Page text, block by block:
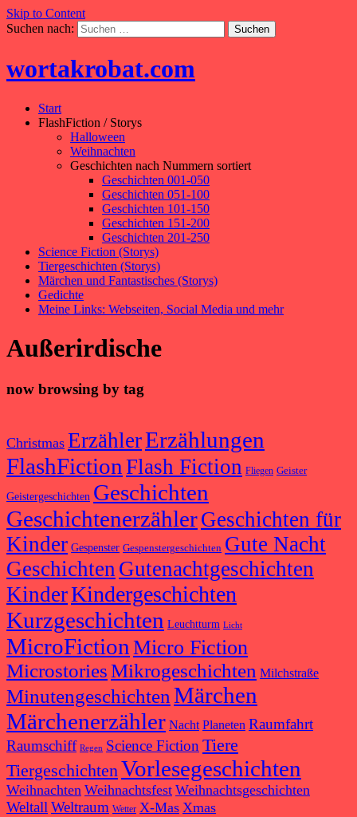
Skip to Content
Suchen nach:
wortakrobat.com
Start
FlashFiction / Storys
Halloween
Weihnachten
Geschichten nach Nummern sortiert
Geschichten 001-050
Geschichten 051-100
Geschichten 101-150
Geschichten 151-200
Geschichten 201-250
Science Fiction (Storys)
Tiergeschichten (Storys)
Märchen und Fantastisches (Storys)
Gedichte
Meine Links: Webseiten, Social Media und mehr
Außerirdische
now browsing by tag
Christmas ErzählerErzählungen
FlashFictionFlash Fiction Fliegen Geister
Geistergeschichten Geschichten
GeschichtenerzählerGeschichten für
Kinder Gespenster Gespenstergeschichten Gute Nacht
Geschichten Gutenachtgeschichten
KinderKindergeschichten
Kurzgeschichten Leuchtturm Licht
MicroFictionMicro Fiction
MicrostoriesMikrogeschichten Milchstraße
MinutengeschichtenMärchen
Märchenerzähler Nacht Planeten Raumfahrt
Raumschiff Regen Science FictionTiere
TiergeschichtenVorlesegeschichten
Weihnachten Weihnachtsfest Weihnachtsgeschichten
WeltallWeltraum Wetter X-Mas Xmas